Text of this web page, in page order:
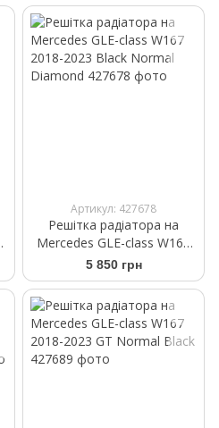
Артикул: 427678
Решітка радіатора на
Mercedes GLE-class W167
2018-2023 Black Normal
Diamond
5 850 грн